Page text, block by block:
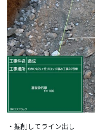
・掘削してライン出し